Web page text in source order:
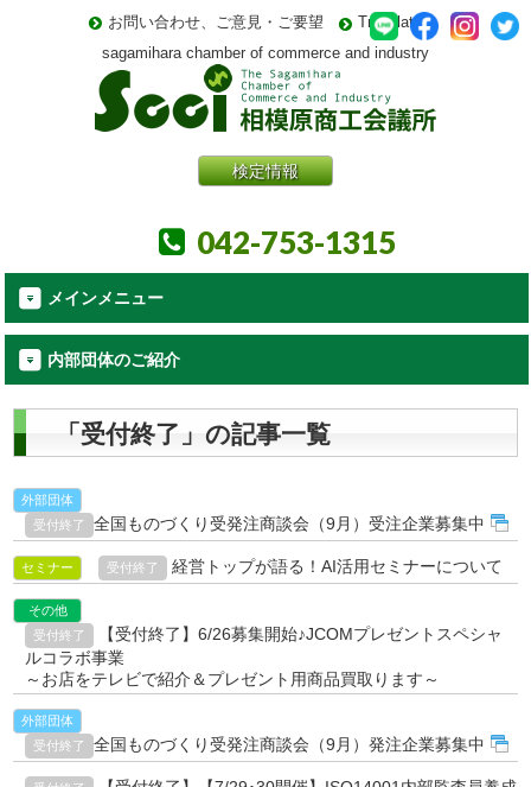
sagamihara chamber of commerce and industry
お問い合わせ、ご意見・ご要望 Translate
検定情報
042-753-1315
メインメニュー
内部団体のご紹介
「受付終了」の記事一覧
外部団体
受付終了
全国ものづくり受発注商談会（9月）受注企業募集中
セミナー 受付終了 経営トップが語る！AI活用セミナーについて
その他
受付終了
【受付終了】6/26募集開始♪JCOMプレゼントスペシャ
ルコラボ事業
～お店をテレビで紹介＆プレゼント用商品買取ります～
外部団体
受付終了
全国ものづくり受発注商談会（9月）発注企業募集中